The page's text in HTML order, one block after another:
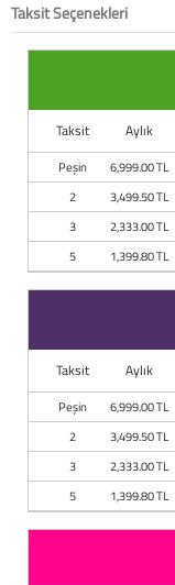
Taksit Seçenekleri
Taksit Aylık
Peşin 6,999.00 TL
2
3,499.50 TL
3
2,333.00 TL
5
1,399.80 TL
Taksit Aylık
Peşin 6,999.00 TL
2
3,499.50 TL
3
2,333.00 TL
5
1,399.80 TL